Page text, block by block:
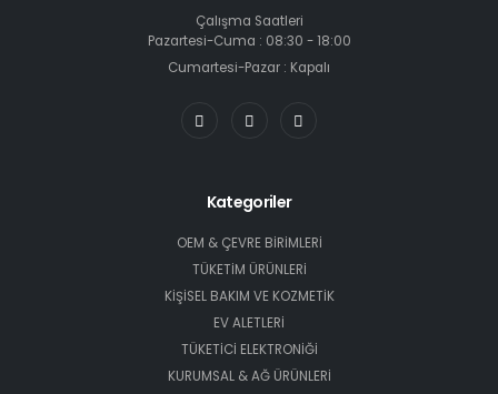
Çalışma Saatleri
Pazartesi-Cuma : 08:30 - 18:00
Cumartesi-Pazar : Kapalı
Kategoriler
OEM & ÇEVRE BİRİMLERİ
TÜKETİM ÜRÜNLERİ
KİŞİSEL BAKIM VE KOZMETİK
EV ALETLERİ
TÜKETİCİ ELEKTRONİĞİ
KURUMSAL & AĞ ÜRÜNLERİ